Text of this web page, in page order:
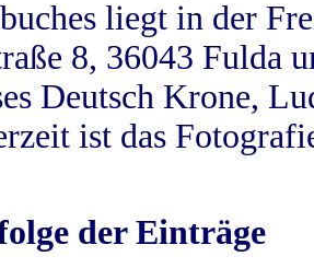
liegt in der
8, 36043 Fulda
Deutsch Krone,
ist das
der Einträge